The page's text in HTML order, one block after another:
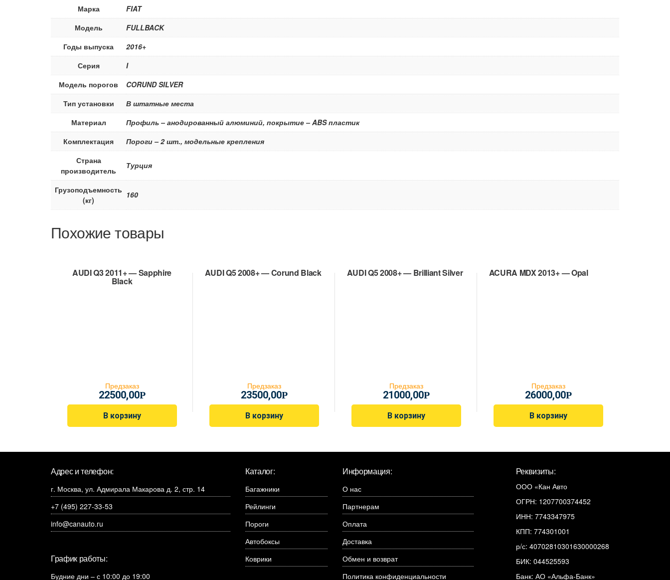
Марка
FIAT
Модель
FULLBACK
Годы выпуска
2016+
Серия
I
Модель порогов
CORUND SILVER
Тип установки
В штатные места
Материал
Профиль – анодированный алюминий, покрытие – ABS пластик
Комплектация
Пороги – 2 шт., модельные крепления
Страна
производитель
Турция
Грузоподъемность
(кг)
160
Похожие товары
AUDI Q3 2011+ — Sapphire
Black
Предзаказ
22500,00Р
В корзину
AUDI Q5 2008+ — Corund Black
Предзаказ
23500,00Р
В корзину
AUDI Q5 2008+ — Brilliant Silver
Предзаказ
21000,00Р
В корзину
ACURA MDX 2013+ — Opal
Предзаказ
26000,00Р
В корзину
Адрес и телефон:
г. Москва, ул. Адмирала Макарова д. 2, стр. 14
+7 (495) 227-33-53
info@canauto.ru
График работы:
Будние дни – с 10:00 до 19:00
Каталог:
Багажники
Рейлинги
Пороги
Автобоксы
Коврики
Информация:
О нас
Партнерам
Оплата
Доставка
Обмен и возврат
Политика конфиденциальности
Реквизиты:
ООО «Кан Авто
ОГРН: 1207700374452
ИНН: 7743347975
КПП: 774301001
р/с: 40702810301630000268
БИК: 044525593
Банк: АО «Альфа-Банк»